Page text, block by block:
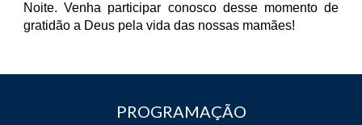
Noite. Venha participar conosco desse momento de
gratidão a Deus pela vida das nossas mamães!
PROGRAMAÇÃO